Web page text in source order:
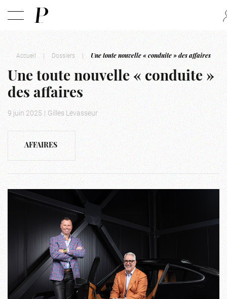
Accueil | Dossiers | Une toute nouvelle « conduite » des affaires
Une toute nouvelle « conduite »
des affaires
9 juin 2025 | Gilles Levasseur
AFFAIRES